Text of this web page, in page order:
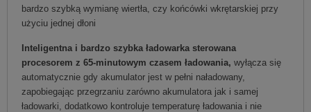
bardzo szybką wymianę wiertła, czy końcówki wkrętarskiej przy
użyciu jednej dłoni
Inteligentna i bardzo szybka ładowarka sterowana
procesorem z 65-minutowym czasem ładowania, wyłącza się
automatycznie gdy akumulator jest w pełni naładowany,
zapobiegając przegrzaniu zarówno akumulatora jak i samej
ładowarki, dodatkowo kontroluje temperaturę ładowania i nie